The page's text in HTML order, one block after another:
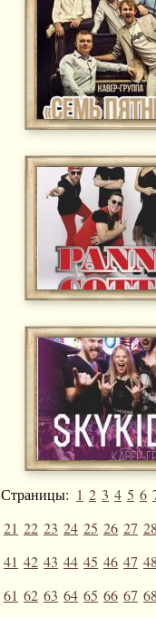
Страницы: 1 2 3 4 5 6
21 22 23 24 25 26 27
41 42 43 44 45 46 47
61 62 63 64 65 66 67